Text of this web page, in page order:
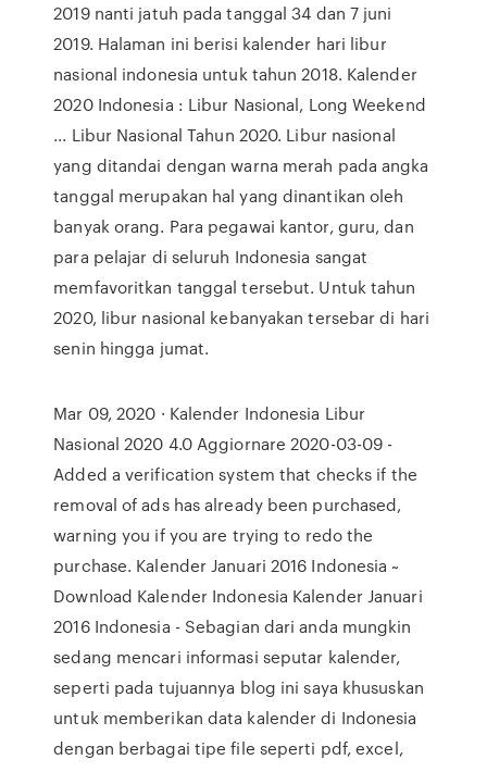
2019 nanti jatuh pada tanggal 34 dan 7 juni
2019. Halaman ini berisi kalender hari libur
nasional indonesia untuk tahun 2018. Kalender
2020 Indonesia : Libur Nasional, Long Weekend
... Libur Nasional Tahun 2020. Libur nasional
yang ditandai dengan warna merah pada angka
tanggal merupakan hal yang dinantikan oleh
banyak orang. Para pegawai kantor, guru, dan
para pelajar di seluruh Indonesia sangat
memfavoritkan tanggal tersebut. Untuk tahun
2020, libur nasional kebanyakan tersebar di hari
senin hingga jumat.
Mar 09, 2020 · Kalender Indonesia Libur
Nasional 2020 4.0 Aggiornare 2020-03-09 -
Added a verification system that checks if the
removal of ads has already been purchased,
warning you if you are trying to redo the
purchase. Kalender Januari 2016 Indonesia ~
Download Kalender Indonesia Kalender Januari
2016 Indonesia - Sebagian dari anda mungkin
sedang mencari informasi seputar kalender,
seperti pada tujuannya blog ini saya khususkan
untuk memberikan data kalender di Indonesia
dengan berbagai tipe file seperti pdf, excel,